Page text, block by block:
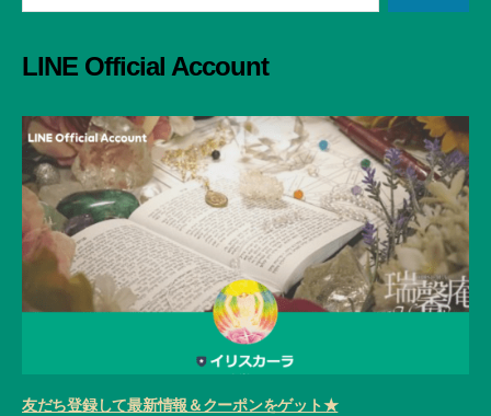
LINE Official Account
友だち登録して最新情報＆クーポンをゲット★